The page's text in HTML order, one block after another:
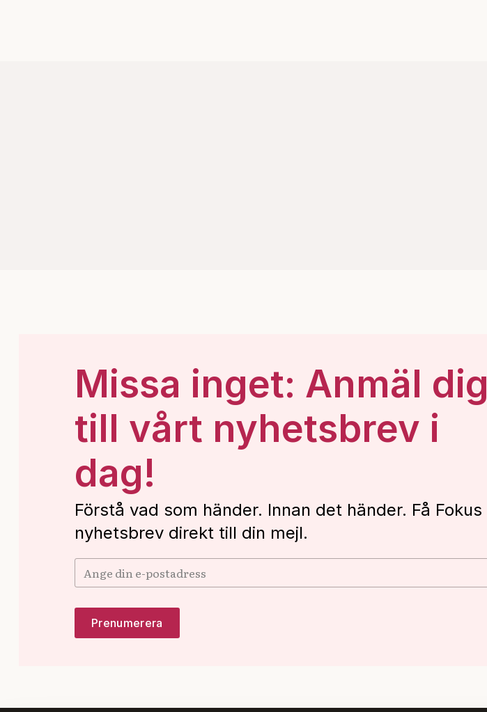
Missa inget: Anmäl dig
till vårt nyhetsbrev i
dag!
Förstå vad som händer. Innan det händer. Få Fokus
nyhetsbrev direkt till din mejl.